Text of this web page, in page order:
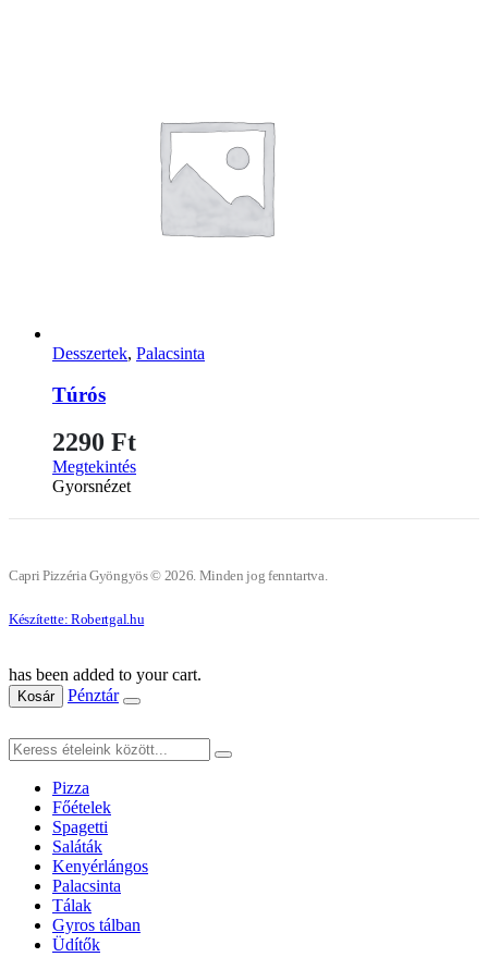
Desszertek, Palacsinta
Túrós
2290 Ft
Megtekintés
Gyorsnézet
Capri Pizzéria Gyöngyös © 2026. Minden jog fenntartva.
Készítette: Robertgal.hu
has been added to your cart.
Kosár Pénztár
Pizza
Főételek
Spagetti
Saláták
Kenyérlángos
Palacsinta
Tálak
Gyros tálban
Üdítők